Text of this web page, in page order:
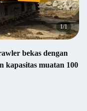
1/1
bekas dengan
kapasitas muatan 100